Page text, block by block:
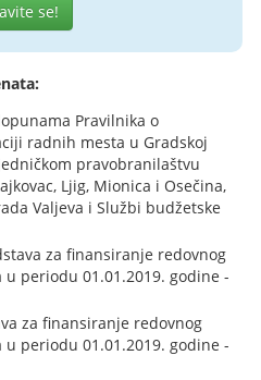
se!
Pravilnika o
radnih mesta u Gradskoj
pravobranilaštvu
Ljig, Mionica i Osečina,
Valjeva i Službi budžetske
za finansiranje redovnog
periodu 01.01.2019. godine -
za finansiranje redovnog
periodu 01.01.2019. godine -